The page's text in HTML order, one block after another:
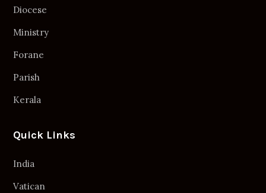
Diocese
Ministry
Forane
Parish
Kerala
Quick Links
India
Vatican